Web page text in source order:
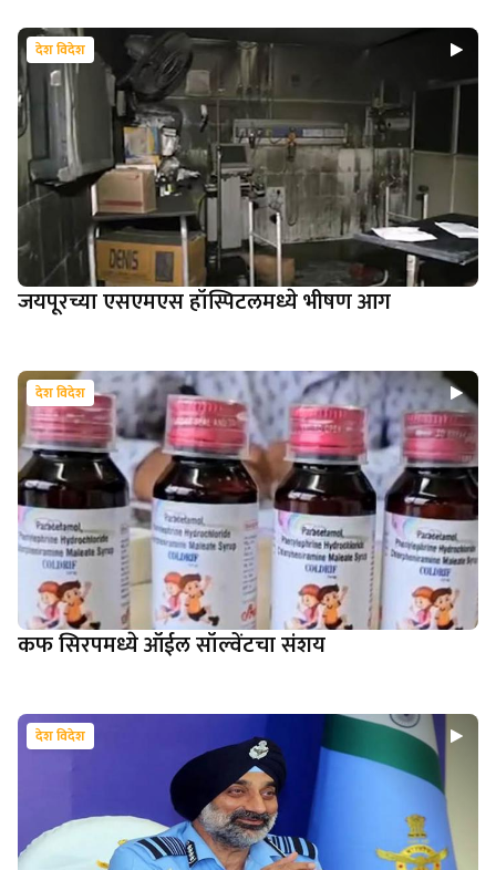
देश विदेश
जयपूरच्या एसएमएस हॉस्पिटलमध्ये भीषण आग
देश विदेश
कफ सिरपमध्ये ऑईल सॉल्वेंटचा संशय
देश विदेश